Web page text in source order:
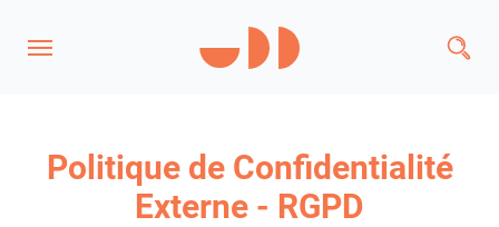
Politique de Confidentialité
Externe - RGPD